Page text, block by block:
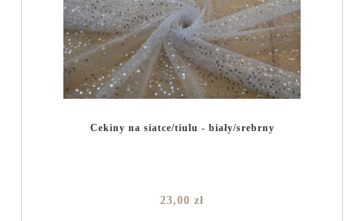
Cekiny na siatce/tiulu - biały/srebrny
23,00 zł